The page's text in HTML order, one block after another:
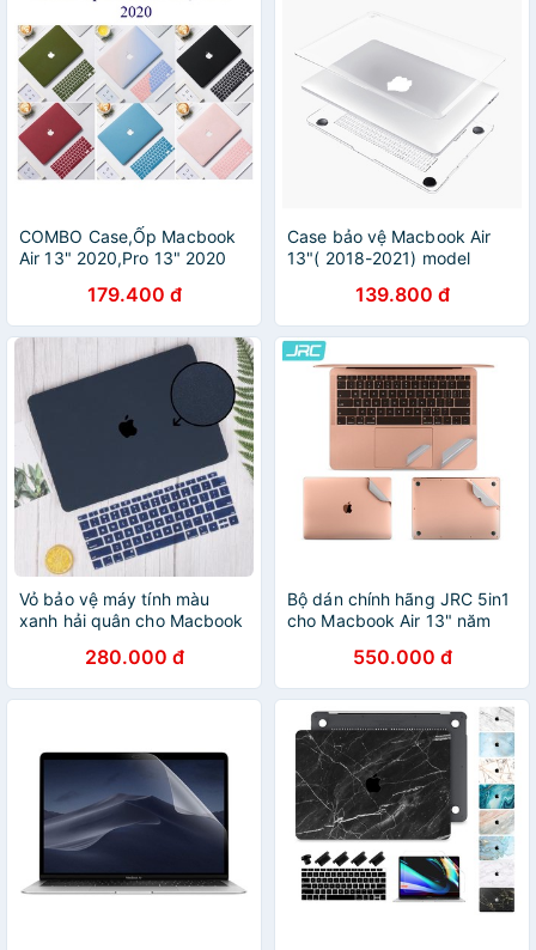
COMBO Case,Ốp Macbook
Air 13" 2020,Pro 13" 2020
179.400 đ
Case bảo vệ Macbook Air
13"( 2018-2021) model
suốt (Tặng kèm Nút chống
bụi + bộ chống gãy sạc)
139.800 đ
Vỏ bảo vệ máy tính màu
xanh hải quân cho Macbook
A2159 A1706 11 12 15
280.000 đ
Bộ dán chính hãng JRC 5in1
cho Macbook Air 13" năm
M1 (model A2179 , A2337)
550.000 đ